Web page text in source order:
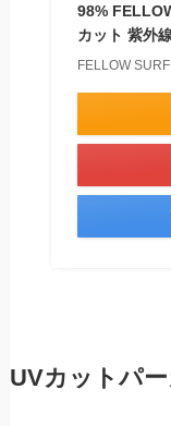
98%
カット 紫外
FELLOW
UVカットパ